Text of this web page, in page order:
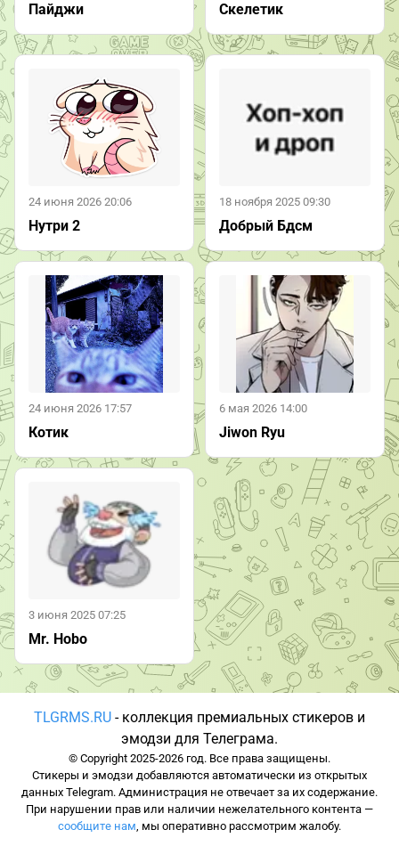
Пайджи Скелетик
24 июня 2026 20:06
Нутри 2
18 ноября 2025 09:30
Добрый Бдсм
24 июня 2026 17:57
Котик
6 мая 2026 14:00
Jiwon Ryu
3 июня 2025 07:25
Mr. Hobo
TLGRMS.RU - коллекция премиальных стикеров и
эмодзи для Телеграма.
© Copyright 2025-2026 год. Все права защищены.
Стикеры и эмодзи добавляются автоматически из открытых
данных Telegram. Администрация не отвечает за их содержание.
При нарушении прав или наличии нежелательного контента —
сообщите нам, мы оперативно рассмотрим жалобу.